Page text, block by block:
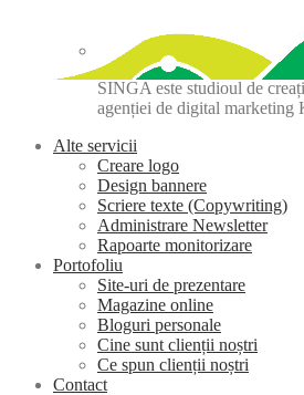
SINGA este studioul de
agenției de digital marketing
Alte servicii
Creare logo
Design bannere
Scriere texte (Copywriting)
Administrare Newsletter
Rapoarte monitorizare
Portofoliu
Site-uri de prezentare
Magazine online
Bloguri personale
Cine sunt clienții noștri
Ce spun clienții noștri
Contact